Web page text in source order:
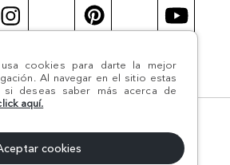
usa cookies para darte la mejor
Al navegar en el sitio estas
si deseas saber más acerca de
aquí.
cookies
#AerieREALCOL
- 370 | Medellín, Colombia